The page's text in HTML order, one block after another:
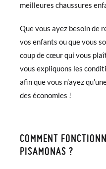
meilleures chaussures
Que vous ayez besoin de
vos enfants ou que vous
coup de cœur qui vous
vous expliquons les
afin que vous n’ayez
des économies !
COMMENT
PISAMONAS ?